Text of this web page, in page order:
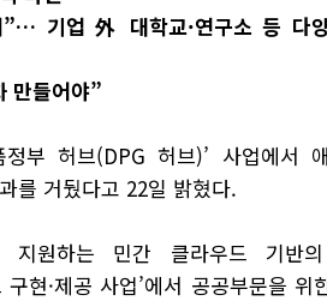
기업 外 대학교·연구소 등 다
만들어야”
부 허브(DPG허브)’ 사업에서
를 거뒀다고 22일 밝혔다.
원하는 민간 클라우드 기반의
현·제공 사업’에서 공공부문을 위